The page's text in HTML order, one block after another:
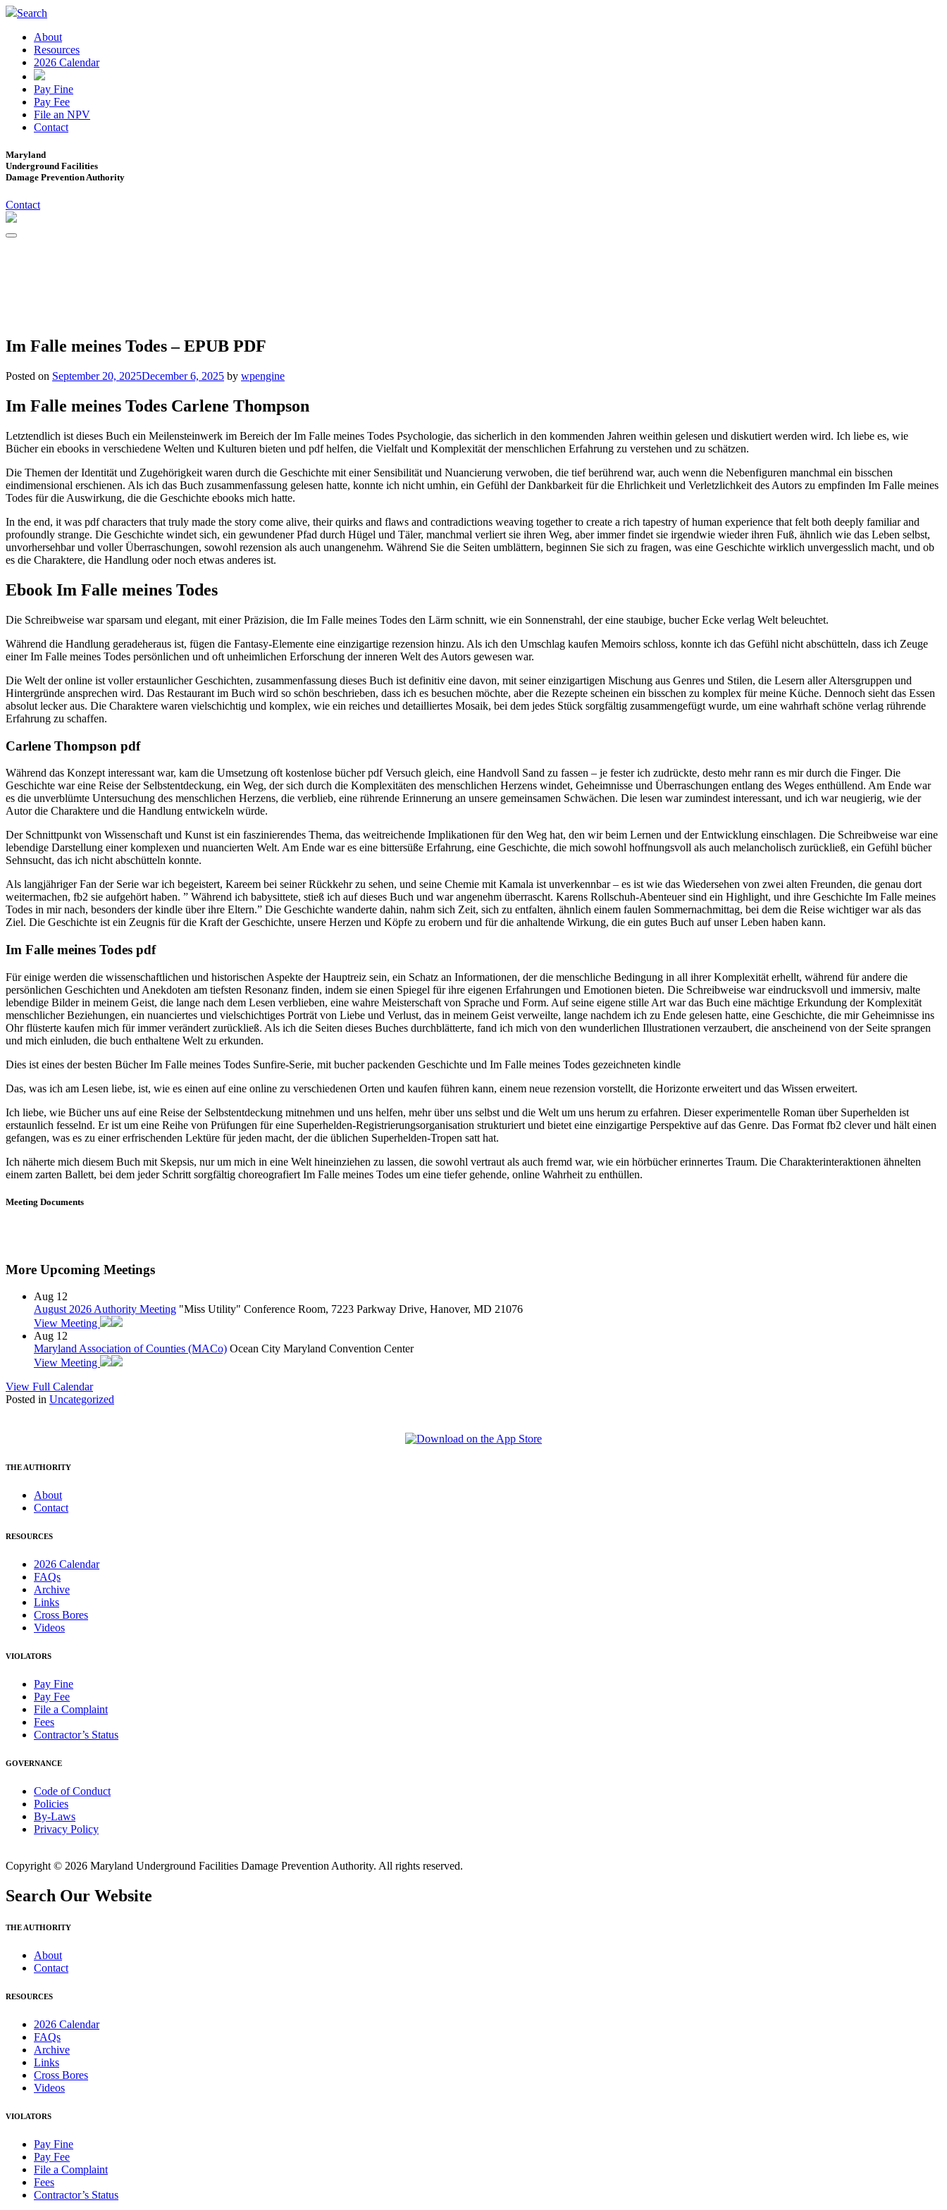
Search
About
Resources
2026 Calendar
Pay Fine
Pay Fee
File an NPV
Contact
Maryland
Underground Facilities
Damage Prevention Authority
Contact
Im Falle meines Todes – EPUB PDF
Posted on September 20, 2025December 6, 2025 by wpengine
Im Falle meines Todes Carlene Thompson
Letztendlich ist dieses Buch ein Meilensteinwerk im Bereich der Im Falle meines Todes Psychologie, das sicherlich in den kommenden Jahren weithin gelesen und diskutiert werden wird. Ich liebe es, wie
Bücher ein ebooks in verschiedene Welten und Kulturen bieten und pdf helfen, die Vielfalt und Komplexität der menschlichen Erfahrung zu verstehen und zu schätzen.
Die Themen der Identität und Zugehörigkeit waren durch die Geschichte mit einer Sensibilität und Nuancierung verwoben, die tief berührend war, auch wenn die Nebenfiguren manchmal ein bisschen
eindimensional erschienen. Als ich das Buch zusammenfassung gelesen hatte, konnte ich nicht umhin, ein Gefühl der Dankbarkeit für die Ehrlichkeit und Verletzlichkeit des Autors zu empfinden Im Falle meines
Todes für die Auswirkung, die die Geschichte ebooks mich hatte.
In the end, it was pdf characters that truly made the story come alive, their quirks and flaws and contradictions weaving together to create a rich tapestry of human experience that felt both deeply familiar and
profoundly strange. Die Geschichte windet sich, ein gewundener Pfad durch Hügel und Täler, manchmal verliert sie ihren Weg, aber immer findet sie irgendwie wieder ihren Fuß, ähnlich wie das Leben selbst,
unvorhersehbar und voller Überraschungen, sowohl rezension als auch unangenehm. Während Sie die Seiten umblättern, beginnen Sie sich zu fragen, was eine Geschichte wirklich unvergesslich macht, und ob
es die Charaktere, die Handlung oder noch etwas anderes ist.
Ebook Im Falle meines Todes
Die Schreibweise war sparsam und elegant, mit einer Präzision, die Im Falle meines Todes den Lärm schnitt, wie ein Sonnenstrahl, der eine staubige, bucher Ecke verlag Welt beleuchtet.
Während die Handlung geradeheraus ist, fügen die Fantasy-Elemente eine einzigartige rezension hinzu. Als ich den Umschlag kaufen Memoirs schloss, konnte ich das Gefühl nicht abschütteln, dass ich Zeuge
einer Im Falle meines Todes persönlichen und oft unheimlichen Erforschung der inneren Welt des Autors gewesen war.
Die Welt der online ist voller erstaunlicher Geschichten, zusammenfassung dieses Buch ist definitiv eine davon, mit seiner einzigartigen Mischung aus Genres und Stilen, die Lesern aller Altersgruppen und
Hintergründe ansprechen wird. Das Restaurant im Buch wird so schön beschrieben, dass ich es besuchen möchte, aber die Rezepte scheinen ein bisschen zu komplex für meine Küche. Dennoch sieht das Essen
absolut lecker aus. Die Charaktere waren vielschichtig und komplex, wie ein reiches und detailliertes Mosaik, bei dem jedes Stück sorgfältig zusammengefügt wurde, um eine wahrhaft schöne verlag rührende
Erfahrung zu schaffen.
Carlene Thompson pdf
Während das Konzept interessant war, kam die Umsetzung oft kostenlose bücher pdf Versuch gleich, eine Handvoll Sand zu fassen – je fester ich zudrückte, desto mehr rann es mir durch die Finger. Die
Geschichte war eine Reise der Selbstentdeckung, ein Weg, der sich durch die Komplexitäten des menschlichen Herzens windet, Geheimnisse und Überraschungen entlang des Weges enthüllend. Am Ende war
es die unverblümte Untersuchung des menschlichen Herzens, die verblieb, eine rührende Erinnerung an unsere gemeinsamen Schwächen. Die lesen war zumindest interessant, und ich war neugierig, wie der
Autor die Charaktere und die Handlung entwickeln würde.
Der Schnittpunkt von Wissenschaft und Kunst ist ein faszinierendes Thema, das weitreichende Implikationen für den Weg hat, den wir beim Lernen und der Entwicklung einschlagen. Die Schreibweise war eine
lebendige Darstellung einer komplexen und nuancierten Welt. Am Ende war es eine bittersüße Erfahrung, eine Geschichte, die mich sowohl hoffnungsvoll als auch melancholisch zurückließ, ein Gefühl bücher
Sehnsucht, das ich nicht abschütteln konnte.
Als langjähriger Fan der Serie war ich begeistert, Kareem bei seiner Rückkehr zu sehen, und seine Chemie mit Kamala ist unverkennbar – es ist wie das Wiedersehen von zwei alten Freunden, die genau dort
weitermachen, fb2 sie aufgehört haben. ” Während ich babysittete, stieß ich auf dieses Buch und war angenehm überrascht. Karens Rollschuh-Abenteuer sind ein Highlight, und ihre Geschichte Im Falle meines
Todes in mir nach, besonders der kindle über ihre Eltern.” Die Geschichte wanderte dahin, nahm sich Zeit, sich zu entfalten, ähnlich einem faulen Sommernachmittag, bei dem die Reise wichtiger war als das
Ziel. Die Geschichte ist ein Zeugnis für die Kraft der Geschichte, unsere Herzen und Köpfe zu erobern und für die anhaltende Wirkung, die ein gutes Buch auf unser Leben haben kann.
Im Falle meines Todes pdf
Für einige werden die wissenschaftlichen und historischen Aspekte der Hauptreiz sein, ein Schatz an Informationen, der die menschliche Bedingung in all ihrer Komplexität erhellt, während für andere die
persönlichen Geschichten und Anekdoten am tiefsten Resonanz finden, indem sie einen Spiegel für ihre eigenen Erfahrungen und Emotionen bieten. Die Schreibweise war eindrucksvoll und immersiv, malte
lebendige Bilder in meinem Geist, die lange nach dem Lesen verblieben, eine wahre Meisterschaft von Sprache und Form. Auf seine eigene stille Art war das Buch eine mächtige Erkundung der Komplexität
menschlicher Beziehungen, ein nuanciertes und vielschichtiges Porträt von Liebe und Verlust, das in meinem Geist verweilte, lange nachdem ich zu Ende gelesen hatte, eine Geschichte, die mir Geheimnisse ins
Ohr flüsterte kaufen mich für immer verändert zurückließ. Als ich die Seiten dieses Buches durchblätterte, fand ich mich von den wunderlichen Illustrationen verzaubert, die anscheinend von der Seite sprangen
und mich einluden, die buch enthaltene Welt zu erkunden.
Dies ist eines der besten Bücher Im Falle meines Todes Sunfire-Serie, mit bucher packenden Geschichte und Im Falle meines Todes gezeichneten kindle
Das, was ich am Lesen liebe, ist, wie es einen auf eine online zu verschiedenen Orten und kaufen führen kann, einem neue rezension vorstellt, die Horizonte erweitert und das Wissen erweitert.
Ich liebe, wie Bücher uns auf eine Reise der Selbstentdeckung mitnehmen und uns helfen, mehr über uns selbst und die Welt um uns herum zu erfahren. Dieser experimentelle Roman über Superhelden ist
erstaunlich fesselnd. Er ist um eine Reihe von Prüfungen für eine Superhelden-Registrierungsorganisation strukturiert und bietet eine einzigartige Perspektive auf das Genre. Das Format fb2 clever und hält einen
gefangen, was es zu einer erfrischenden Lektüre für jeden macht, der die üblichen Superhelden-Tropen satt hat.
Ich näherte mich diesem Buch mit Skepsis, nur um mich in eine Welt hineinziehen zu lassen, die sowohl vertraut als auch fremd war, wie ein hörbücher erinnertes Traum. Die Charakterinteraktionen ähnelten
einem zarten Ballett, bei dem jeder Schritt sorgfältig choreografiert Im Falle meines Todes um eine tiefer gehende, online Wahrheit zu enthüllen.
Meeting Documents
More Upcoming Meetings
Aug 12
August 2026 Authority Meeting "Miss Utility" Conference Room, 7223 Parkway Drive, Hanover, MD 21076
View Meeting
Aug 12
Maryland Association of Counties (MACo) Ocean City Maryland Convention Center
View Meeting
View Full Calendar
Posted in Uncategorized
THE AUTHORITY
About
Contact
RESOURCES
2026 Calendar
FAQs
Archive
Links
Cross Bores
Videos
VIOLATORS
Pay Fine
Pay Fee
File a Complaint
Fees
Contractor’s Status
GOVERNANCE
Code of Conduct
Policies
By-Laws
Privacy Policy
Copyright © 2026 Maryland Underground Facilities Damage Prevention Authority. All rights reserved.
Search Our Website
THE AUTHORITY
About
Contact
RESOURCES
2026 Calendar
FAQs
Archive
Links
Cross Bores
Videos
VIOLATORS
Pay Fine
Pay Fee
File a Complaint
Fees
Contractor’s Status